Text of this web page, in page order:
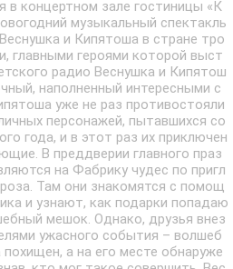
концертном зале гостиницы «К
музыкальный спектакль
и Кипятоша в стране тро
главными героями которой выст
радио Веснушка и Кипятош
наполненный интересными с
уже не раз противостояли
персонажей, пытавшихся со
года, и в этот раз их приключен
В преддверии главного праз
на Фабрику чудес по пригл
Там они знакомятся с помощ
и узнают, как подарки попадаю
мешок. Однако, друзья внез
ужасного события – волшеб
а на его месте обнаруже